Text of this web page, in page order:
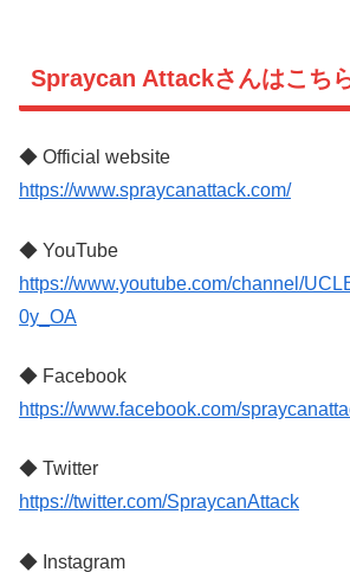
Spraycan Attackさんはこち
◆ Official website
https://www.spraycanattack.com/
◆ YouTube
https://www.youtube.com/channel/
0y_OA
◆ Facebook
https://www.facebook.com/
◆ Twitter
https://twitter.com/SpraycanAttack
◆ Instagram